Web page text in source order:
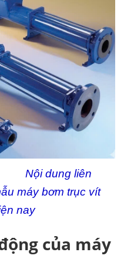
liên
máy bơm trục vít
nay
của máy